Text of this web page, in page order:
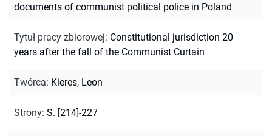
documents of communist political police in Poland
Tytuł pracy zbiorowej: Constitutional jurisdiction 20
years after the fall of the Communist Curtain
Twórca: Kieres, Leon
Strony: S. [214]-227